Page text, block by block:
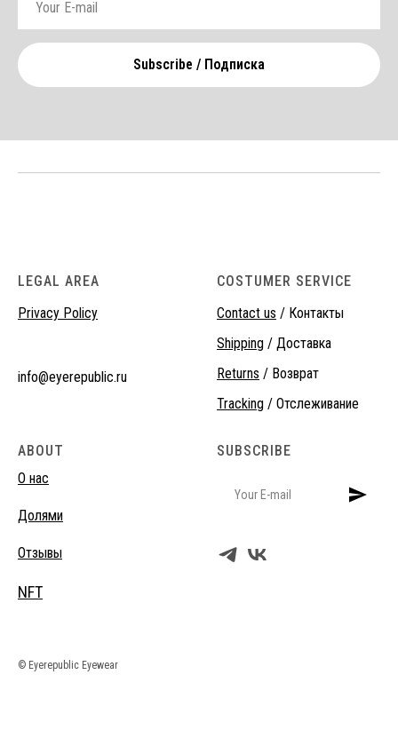
Subscribe / Подписка
LEGAL AREA
Privacy Policy
info@eyerepublic.ru
COSTUMER SERVICE
Contact us / Контакты
Shipping / Доставка
Returns / Возврат
Tracking / Отслеживание
ABOUT
О нас
Долями
Отзывы
NFT
SUBSCRIBE
© Eyerepublic Eyewear